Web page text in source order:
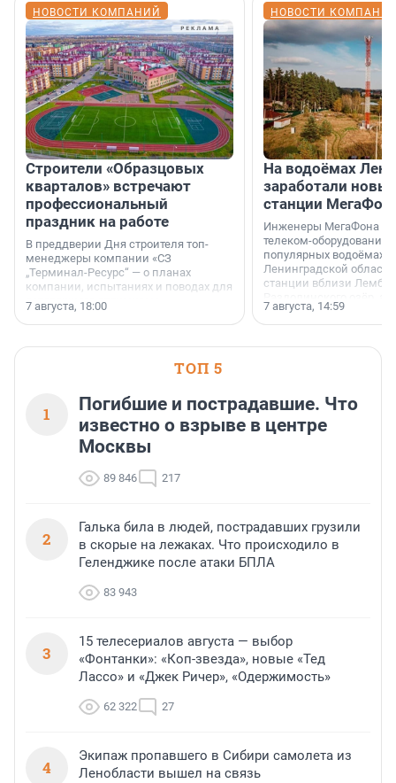
НОВОСТИ КОМПАНИЙ
Строители «Образцовых
кварталов» встречают
профессиональный
праздник на работе
В преддверии Дня строителя топ-
менеджеры компании «СЗ
„Терминал-Ресурс“ — о планах
компании, испытаниях и поводах для
осторожного оптимизма.
7 августа, 18:00
НОВОСТИ
На водоёмах
заработали
станции
Инженеры МегаФона
телеком-оборудование
популярных водоёмах
Ленинградской
станции вблизи
недалеко от Большого
водопада.
7 августа, 14:59
ТОП 5
1
Погибшие и пострадавшие. Что
известно о взрыве в центре
Москвы
89 846 217
2
Галька била в людей, пострадавших грузили
в скорые на лежаках. Что происходило в
Геленджике после атаки БПЛА
83 943
3
15 телесериалов августа — выбор
«Фонтанки»: «Коп-звезда», новые «Тед
Лассо» и «Джек Ричер», «Одержимость»
62 322 27
4
Экипаж пропавшего в Сибири самолета из
Ленобласти вышел на связь